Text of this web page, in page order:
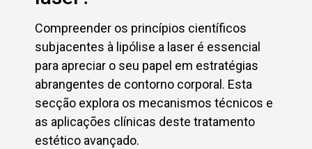
Compreender os princípios científicos
subjacentes à lipólise a laser é essencial
para apreciar o seu papel em estratégias
abrangentes de contorno corporal. Esta
secção explora os mecanismos técnicos e
as aplicações clínicas deste tratamento
estético avançado.